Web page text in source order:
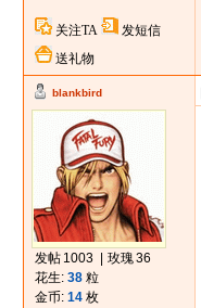
关注TA
发短信
送礼物
blankbird
发帖 1003 玫瑰36
花生: 38粒
金币: 14枚